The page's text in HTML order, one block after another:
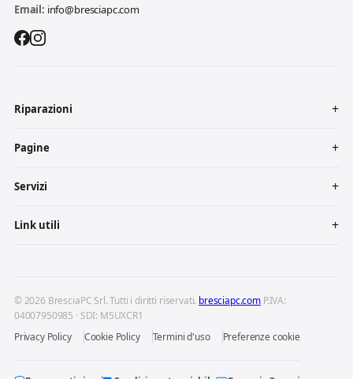
Email: info@bresciapc.com
Riparazioni
Pagine
Servizi
Link utili
© 2026 BresciaPC Srl. Tutti i diritti riservati. bresciapc.com P.IVA:
04007950985 · SDI: M5UXCR1
Privacy Policy
Cookie Policy Termini d'uso Preferenze cookie